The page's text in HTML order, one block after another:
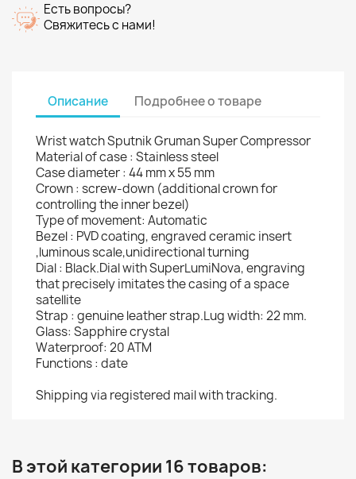
Есть вопросы?
Свяжитесь с нами!
Описание Подробнее о товаре
Wrist watch Sputnik Gruman Super Compressor
Material of case : Stainless steel
Case diameter : 44 mm x 55 mm
Crown : screw-down (additional crown for
controlling the inner bezel)
Type of movement: Automatic
Bezel : PVD coating, engraved ceramic insert
,luminous scale,unidirectional turning
Dial : Black.Dial with SuperLumiNova, engraving
that precisely imitates the casing of a space
satellite
Strap : genuine leather strap.Lug width: 22 mm.
Glass: Sapphire crystal
Waterproof: 20 ATM
Functions : date
Shipping via registered mail with tracking.
В этой категории 16 товаров: